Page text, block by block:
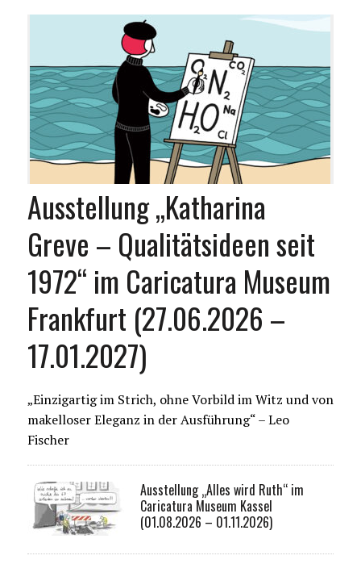
Ausstellung „Katharina
Greve – Qualitätsideen seit
1972“ im Caricatura Museum
Frankfurt (27.06.2026 –
17.01.2027)
„Einzigartig im Strich, ohne Vorbild im Witz und von
makelloser Eleganz in der Ausführung“ – Leo
Fischer
Ausstellung „Alles wird Ruth“ im
Caricatura Museum Kassel
(01.08.2026 – 01.11.2026)